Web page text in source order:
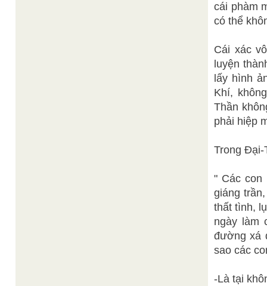
cái phàm
có thể
Cái xác
luyện
lấy hình
Khí,
Thần
phải hiệp
Trong Ðại-
" Các con
giáng
thất tình,
ngày làm
đường xá
sao các
-Là tại